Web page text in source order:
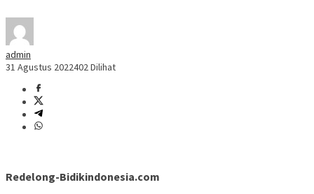
admin
31 Agustus 2022402 Dilihat
Redelong-Bidikindonesia.com